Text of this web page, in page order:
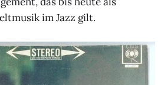
im Jazz gilt.